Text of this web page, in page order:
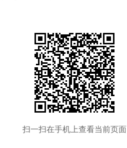
扫一扫在手机上查看当前页面